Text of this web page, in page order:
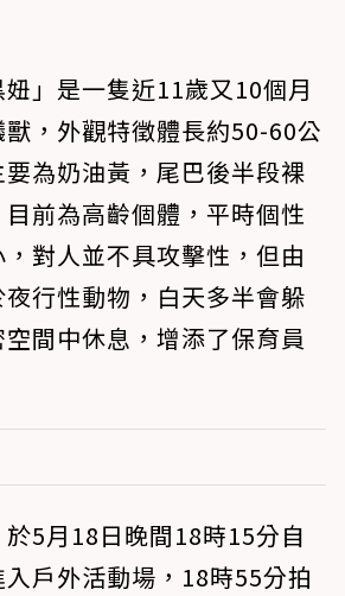
」是一隻近11歲又10個月
，外觀特徵體長約50-60公
為奶油黃，尾巴後半段裸
前為高齡個體，平時個性
對人並不具攻擊性，但由
行性動物，白天多半會躲
間中休息，增添了保育員
5月18日晚間18時15分自
戶外活動場，18時55分拍